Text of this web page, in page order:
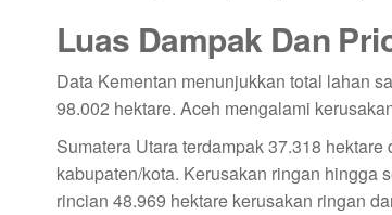
Luas Dampak Dan
Data Kementan menunjukkan total lahan
98.002 hektare. Aceh mengalami
Sumatera Utara terdampak 37.318
kabupaten/kota. Kerusakan ringan hingga
rincian 48.969 hektare kerusakan ringan